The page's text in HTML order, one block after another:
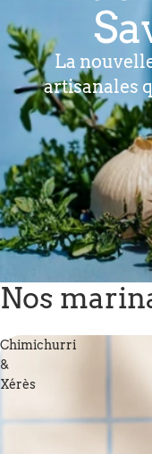
La
artisanales
Nos
Chimichurri
&
Xérès